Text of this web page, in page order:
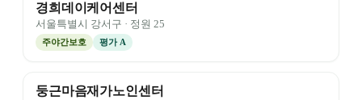
경희데이케어센터
서울특별시 강서구 · 정원 25
주야간보호 평가 A
둥근마음재가노인센터